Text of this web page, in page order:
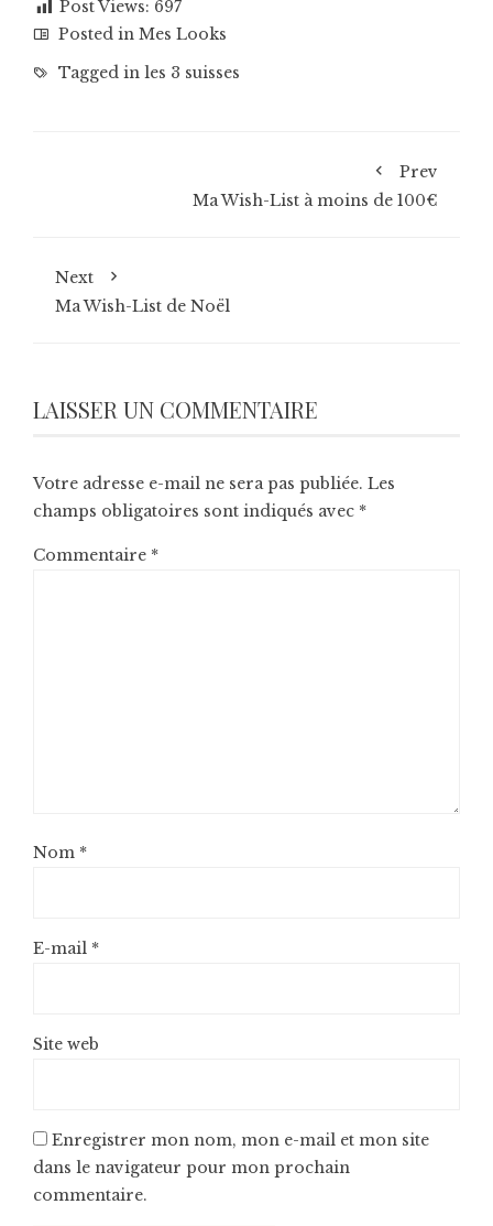
Post Views: 697
Posted in Mes Looks
Tagged in les 3 suisses
Prev
Ma Wish-List à moins de 100€
Next
Ma Wish-List de Noël
LAISSER UN COMMENTAIRE
Votre adresse e-mail ne sera pas publiée. Les
champs obligatoires sont indiqués avec *
Commentaire *
Nom *
E-mail *
Site web
Enregistrer mon nom, mon e-mail et mon site
dans le navigateur pour mon prochain
commentaire.